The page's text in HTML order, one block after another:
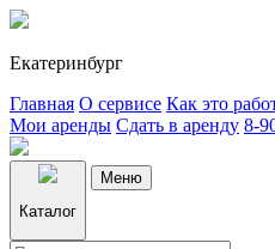
Екатеринбург
Главная О сервисе Как это
Мои аренды Сдать в аренду 8-
Каталог
Меню